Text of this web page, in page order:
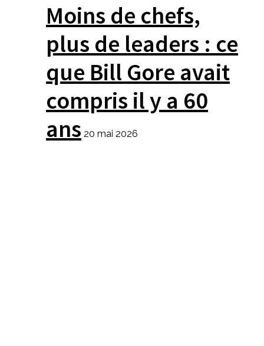
Moins de chefs,
plus de leaders : ce
que Bill Gore avait
compris il y a 60
ans 20 mai 2026